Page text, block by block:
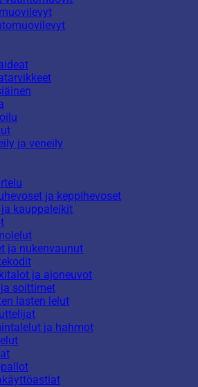
ja veneily
ja keppihevoset
ja kauppaleikit
ja nukenvaunut
ja ajoneuvot
soittimet
lasten lelut
ja hahmot